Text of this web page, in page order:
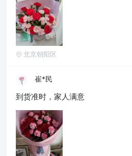
北京朝阳区
崔*民
到货准时，家人满意